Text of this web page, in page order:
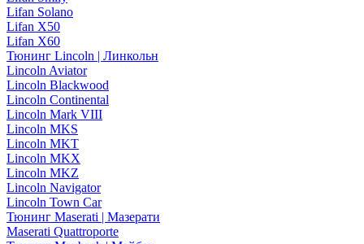
Lifan Solano
Lifan X50
Lifan X60
Тюнинг Lincoln | Линкольн
Lincoln Aviator
Lincoln Blackwood
Lincoln Continental
Lincoln Mark VIII
Lincoln MKS
Lincoln MKT
Lincoln MKX
Lincoln MKZ
Lincoln Navigator
Lincoln Town Car
Тюнинг Maserati | Мазерати
Maserati Quattroporte